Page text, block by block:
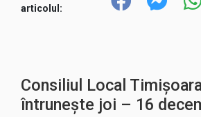
articolul:
Consiliul Local
întrunește joi – 16